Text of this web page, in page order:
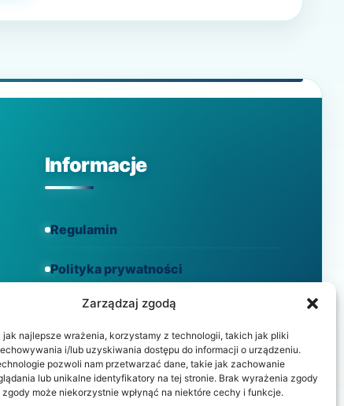
Zarządzaj zgodą
najlepsze wrażenia, korzystamy z technologii, takich jak pliki
i/lub uzyskiwania dostępu do informacji o urządzeniu.
pozwoli nam przetwarzać dane, takie jak zachowanie
lub unikalne identyfikatory na tej stronie. Brak wyrażenia zgody
może niekorzystnie wpłynąć na niektóre cechy i funkcje.
DLA
ZDROWIA?
Informacje
Regulamin
Polityka prywatności
Polityka cookies